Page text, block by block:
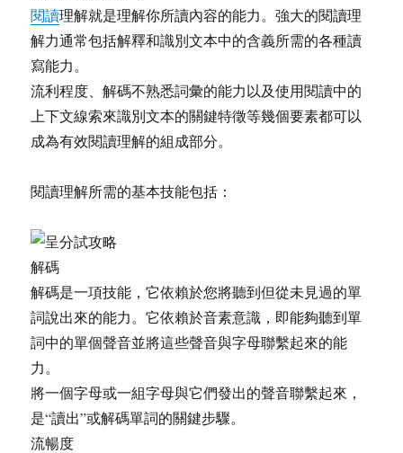
閱讀理解就是理解你所讀內容的能力。強大的閱讀理
解力通常包括解釋和識別文本中的含義所需的各種讀
寫能力。
流利程度、解碼不熟悉詞彙的能力以及使用閱讀中的
上下文線索來識別文本的關鍵特徵等幾個要素都可以
成為有效閱讀理解的組成部分。
閱讀理解所需的基本技能包括：
解碼
解碼是一項技能，它依賴於您將聽到但從未見過的單
詞說出來的能力。它依賴於音素意識，即能夠聽到單
詞中的單個聲音並將這些聲音與字母聯繫起來的能
力。
將一個字母或一組字母與它們發出的聲音聯繫起來，
是“讀出”或解碼單詞的關鍵步驟。
流暢度